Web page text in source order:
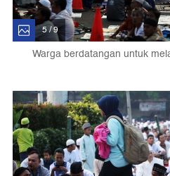
5 / 9
Warga berdatangan untuk